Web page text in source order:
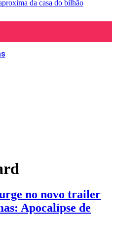
da casa do bilhão
no novo trailer
Apocalípse de